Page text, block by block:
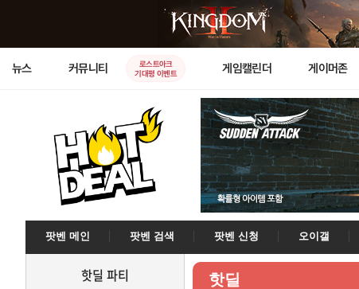
뉴스 커뮤니티
로스트아크
기대평 이벤트
게임캘린더 게이머존
팟벤 메인 팟벤 검색 팟벤 신청 오이갤
핫딜 파티 핫딜